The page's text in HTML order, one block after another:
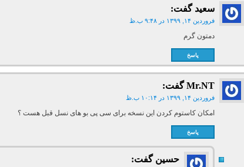
سعید گفت:
فروردین ۱۴, ۱۳۹۹ در ۹:۴۸ ب.ظ
دمتون گرم
پاسخ
Mr.NT گفت:
فروردین ۱۴, ۱۳۹۹ در ۱۰:۱۴ ب.ظ
امکان کاستوم کردن این نسخه برای سی پی بو های نسل قبل هست ؟
پاسخ
حسین گفت: